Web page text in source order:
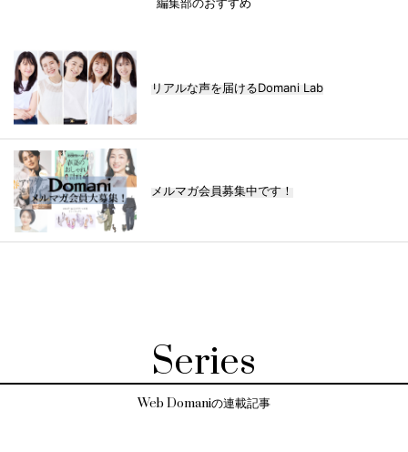
編集部のおすすめ
リアルな声を届けるDomani Lab
メルマガ会員募集中です！
Series
Web Domaniの連載記事